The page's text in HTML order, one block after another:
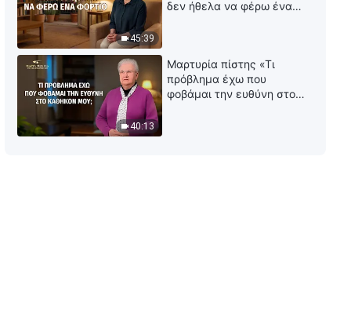
26:43
«Προειδοποίηση σε όσους δεν
κάνουν πράξη την αλήθεια»
46:51
Ομιλία του Θεού | «Θα πρέπει
να διατηρήσεις την αφοσίωσή
σου στον Θεό»
45:39
δεν ήθελα να φέρω ένα
40:13
Μαρτυρία πίστης «Τι
πρόβλημα έχω που
φοβάμαι την ευθύνη στο